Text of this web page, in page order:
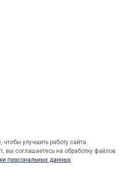
улучшить работу сайта.
вы соглашаетесь на обработку файлов
персональных данных.